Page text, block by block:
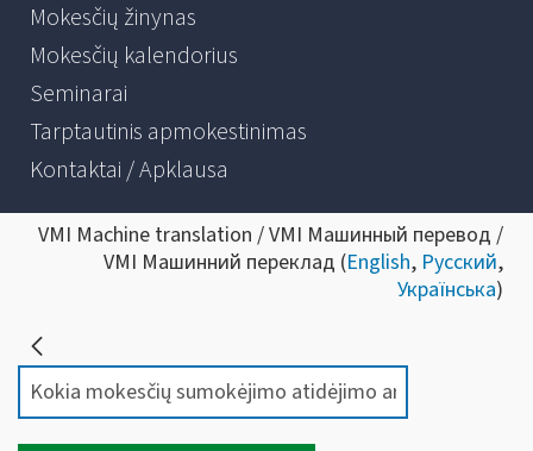
Mokesčių žinynas
Mokesčių kalendorius
Seminarai
Tarptautinis apmokestinimas
Kontaktai / Apklausa
VMI Machine translation / VMI Машинный перевод /
VMI Машинний переклад (English, Русский,
Українська)